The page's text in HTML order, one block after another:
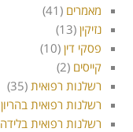
מאמרים (41)
נזיקין (13)
פסקי דין (10)
קייסים (2)
רשלנות רפואית (35)
רשלנות רפואית בהריון
רשלנות רפואית בלידה